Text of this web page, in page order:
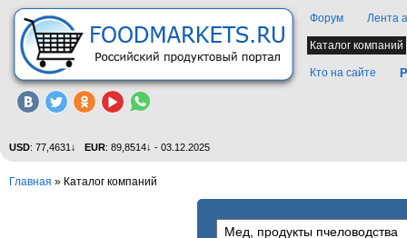
Форум Лента
Каталог компаний
Кто на сайте
USD: 77,4631↓ EUR: 89,8514↓ - 03.12.2025
Главная » Каталог компаний